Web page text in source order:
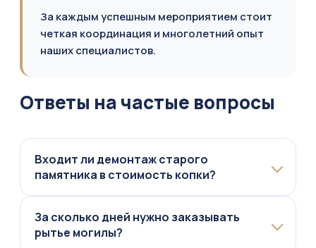
За каждым успешным мероприятием стоит
четкая координация и многолетний опыт
наших специалистов.
Ответы на частые вопросы
Входит ли демонтаж старого
памятника в стоимость копки?
стоимость рассчитывается индивидуально
в зависимости от сложности конструкции,
За сколько дней нужно заказывать
рытье могилы?